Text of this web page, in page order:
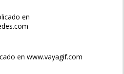
en
en www.vayagif.com